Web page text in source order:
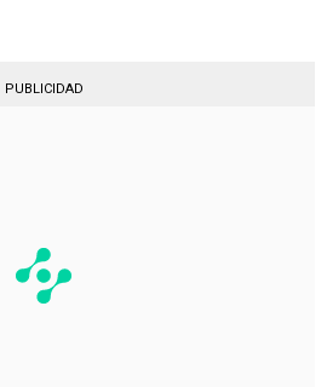
PUBLICIDAD